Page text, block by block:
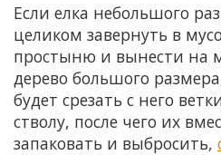
Если елка небольшого
целиком завернуть в
простыню и вынести на
дерево большого
будет срезать с него
стволу, после чего их
запаковать и выбросить,